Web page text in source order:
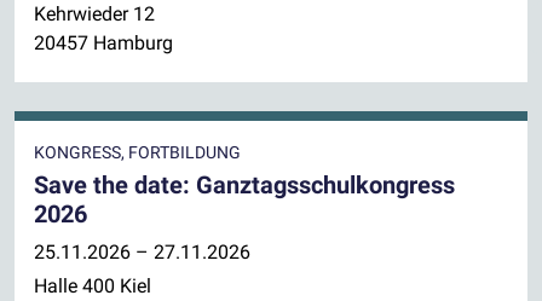
Kehrwieder 12
20457 Hamburg
KONGRESS, FORTBILDUNG
Save the date: Ganztagsschulkongress
2026
25.11.2026 – 27.11.2026
Halle 400 Kiel